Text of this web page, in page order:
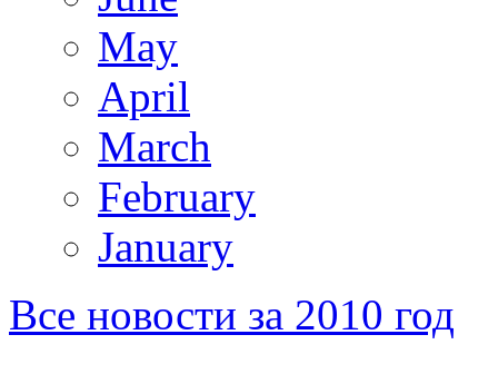
May
April
March
February
January
Все новости за 2010 год